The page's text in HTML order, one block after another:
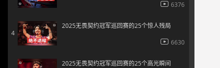
6376
4
2025无畏契约冠军巡回赛的25个惊人残局
6630
2025无畏契约冠军巡回赛的25个高光瞬间